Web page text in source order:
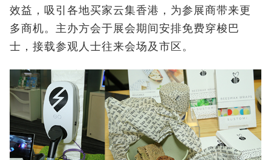
效益，吸引各地买家云集香港，为参展商带来更
多商机。主办方会于展会期间安排免费穿梭巴
士，接载参观人士往来会场及市区。